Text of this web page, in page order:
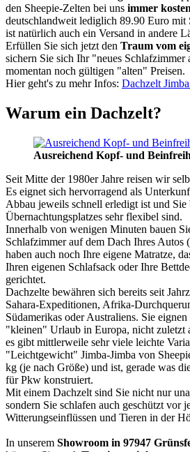
den Sheepie-Zelten bei uns immer
deutschlandweit lediglich 89.90 Euro mit
ist natürlich auch ein Versand in andere
Erfüllen Sie sich jetzt den Traum vom
sichern Sie sich Ihr "neues
momentan noch gültigen "alten" Preisen.
Hier geht's zu mehr Infos: Dachzelt
Warum ein Dachzelt?
Ausreichend Kopf- und
Seit Mitte der 1980er Jahre reisen wir
Es eignet sich hervorragend als
Abbau jeweils schnell erledigt ist und
Übernachtungsplatzes sehr flexibel sind.
Innerhalb von wenigen Minuten bauen
Schlafzimmer auf dem Dach Ihres Autos
haben auch noch Ihre eigene Matratze,
Ihren eigenen Schlafsack oder Ihre
gerichtet.
Dachzelte bewähren sich bereits seit
Sahara-Expeditionen, Afrika-
Südamerikas oder Australiens. Sie
"kleinen" Urlaub in Europa, nicht zuletzt
es gibt mittlerweile sehr viele leichte
"Leichtgewicht" Jimba-Jimba von
kg (je nach Größe) und ist, gerade was
für Pkw konstruiert.
Mit einem Dachzelt sind Sie nicht nur
sondern Sie schlafen auch geschützt vor
Witterungseinflüssen und Tieren in der
In unserem Showroom in 97947